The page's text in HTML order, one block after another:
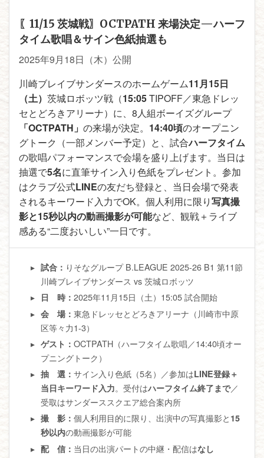
〖11/15 茨城戦〗OCTPATH 来場決定—ハーフ
タイム歌唱＆サイン色紙抽選も
2025年9月18日（木）公開
川崎ブレイブサンダースのホームゲーム11月15日
（土） 茨城ロボッツ戦（15:05TIPOFF／東急ドレッ
セとどろきアリーナ）に、8人組ボーイズグループ
「OCTPATH」 の来場が決定。 14:40頃のオープニン
グトーク（一部メンバー予定）と、試合ハーフタイム
の歌唱パフォーマンスで会場を盛り上げます。当日は
抽選で5名に直筆サイン入り色紙をプレゼント。参加
はクラブ公式LINEの友だち登録と、当日会場で発表
されるキーワード入力でOK。個人利用に限り写真撮
影と15秒以内の動画撮影が可能など、観戦＋ライブ
感ある“二度おいしい”一日です。
試合： りそなグループ B.LEAGUE 2025-26 B1 第11節
川崎ブレイブサンダース vs 茨城ロボッツ
日 時：2025年11月15日（土）15:05 試合開始
会 場：東急ドレッセとどろきアリーナ（川崎市中原
区等々力1-3）
ゲスト：OCTPATH（ハーフタイム歌唱／14:40頃オー
プニングトーク）
抽 選：サイン入り色紙（5名）／参加はLINE登録＋
当日キーワード入力。受付はハーフタイム終了まで／
受取はサンダーススクエア総合案内所
撮 影：個人利用目的に限り、出演中の写真撮影と 15
秒以内の動画撮影が可能
配 信： 当日の出演パートの中継・配信はなし